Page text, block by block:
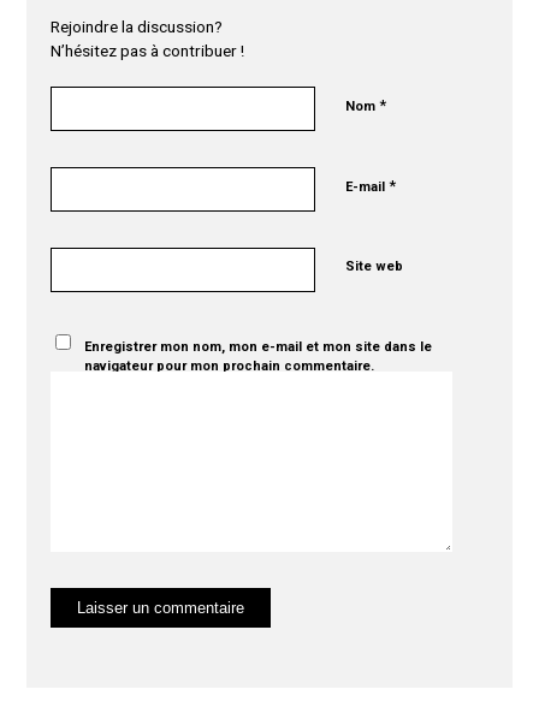
Rejoindre la discussion?
N’hésitez pas à contribuer !
Nom*
E-mail*
Site web
Enregistrer mon nom, mon e-mail et mon site dans le
navigateur pour mon prochain commentaire.